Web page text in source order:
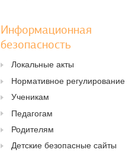
Информационная
безопасность
Локальные акты
Нормативное регулирование
Ученикам
Педагогам
Родителям
Детские безопасные сайты